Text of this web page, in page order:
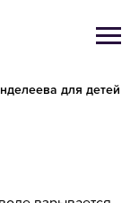
для детей